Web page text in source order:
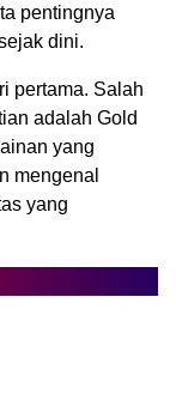
pentingnya
dini.
pertama. Salah
adalah Gold
yang
mengenal
yang